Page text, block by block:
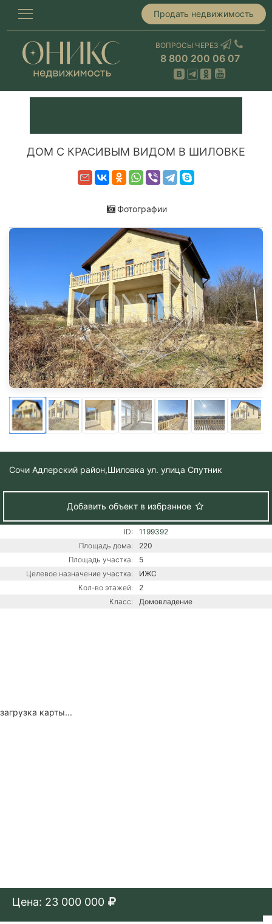
Продать недвижимость
ВОПРОСЫ ЧЕРЕЗ
8 800 200 06 07
ДОМ С КРАСИВЫМ ВИДОМ В ШИЛОВКЕ
Фотографии
Сочи Адлерский район,Шиловка ул. улица Спутник
Добавить объект в избранное
ID:
1199392
Площадь дома:
220
Площадь участка:
5
Целевое назначение участка:
ИЖС
Кол-во этажей:
2
Класс:
Домовладение
загрузка карты...
Цена: 23 000 000